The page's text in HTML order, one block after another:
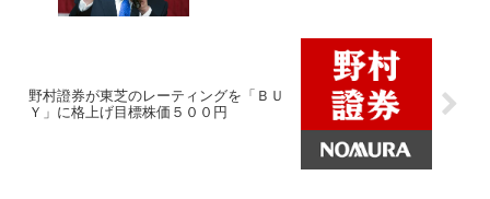
野村證券が東芝のレーティングを「ＢＵ
Ｙ」に格上げ目標株価５００円